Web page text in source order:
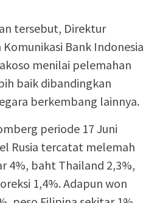
tersebut, Direktur
Bank Indonesia
menilai pelemahan
baik dibandingkan
berkembang lainnya.
periode 17 Juni
Rusia tercatat melemah
4%, baht Thailand 2,3%,
1,4%. Adapun won